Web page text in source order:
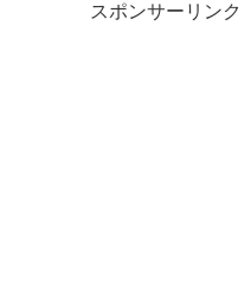
スポンサーリンク